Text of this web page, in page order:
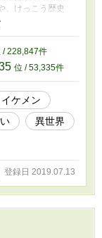
、けっこう歴史
私と親友の亜里
館に来ていた。
は崩れ私達は
った。 そして気
平安装束の公達
影のお客さんっ
も様子がおかし
世ではなく平安
さかのタイム
ールド？そし
が『絶世の美
が『不細工』っ
わらと寄ってく
子に興味はござ
？堪忍してく
い公達（素敵男
/ 228,847件
位 / 53,335件
イケメン
異世界
登録日 2019.07.13